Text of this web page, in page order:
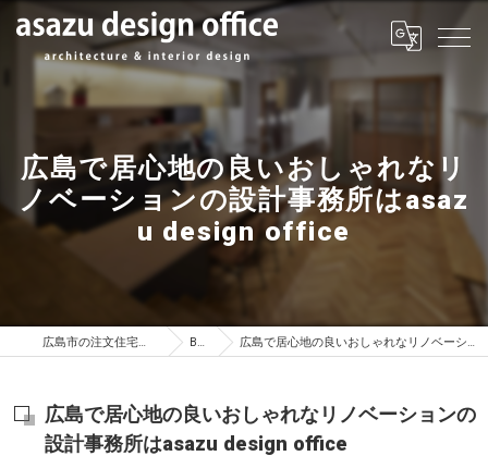
広島で居心地の良いおしゃれなリ
ノベーションの設計事務所はasaz
u design office
広島市の注文住宅はasazu design office BLOG 広島で居心地の良いおしゃれなリノベーションの設計事務所はasazu design office
広島で居心地の良いおしゃれなリノベーションの
設計事務所はasazu design office